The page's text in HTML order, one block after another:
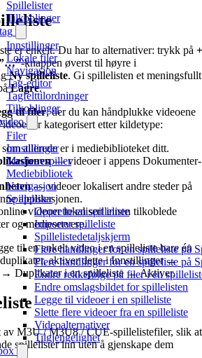
Spillelister
Tilkoblinger
Innstillinger
Lokale filer
Navigasjon
Tag-editor
Tagfelttilordninger
Tilkoblinger
Filer
Innstillinger
Medieavspiller
Mediebibliotek
Navigasjon
Spillelister
Opprette en spilleliste
Importer spilleliste
Spillelistedetaljskjerm
Flere handlinger for en spilleliste på
Flere handlinger for en spilleliste på
Endre rekkefølge på filer i en
Endre omslagsbildet for spillelisten
Legge til videoer i en spilleliste
Slette flere videoer fra en spilleliste
Videoalternativer
Tilgjengelighet
er enkelt. Du har to alternativer: trykk på +
-knappen øverst til høyre i
Ny spilleliste. Gi spillelisten et meningsfullt
Lagre.
til filer, der du kan håndplukke videoene
er kategorisert etter kildetype:
allerede er i mediebiblioteket ditt.
— videoer i appens Dokumenter-
— videoer lokalisert andre steder på
applikasjonen.
videoer lokalisert innen tilkoblede
og medieservere.
til en enkelt video i en spilleliste bare én
aktiver dette i Innstillinger →
Duplikater i en spilleliste → Aktiver.
av M3U / M3U8 / CUE-spillelistefiler, slik at
spillelister inn uten å gjenskape dem